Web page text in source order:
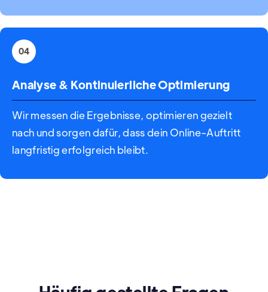
04
Analyse & Kontinuierliche Optimierung
Wir messen die Ergebnisse, optimieren gezielt
nach und sorgen dafür, dass dein Online-Auftritt
langfristig erfolgreich bleibt.